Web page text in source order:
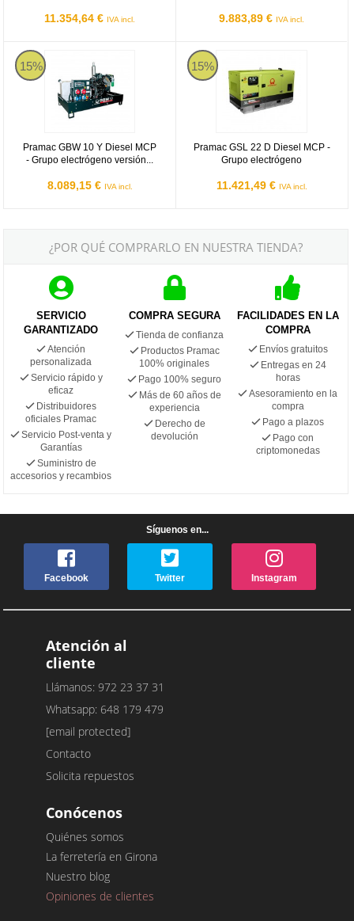
11.354,64 € IVA incl. 9.883,89 € IVA incl.
15%
Pramac GBW 10 Y Diesel MCP
- Grupo electrógeno versión...
8.089,15 € IVA incl.
Pramac GBW 10 Y Diesel MCP - Grupo electrógeno versión abierta
15%
Pramac GSL 22 D Diesel MCP -
Grupo electrógeno
11.421,49 € IVA incl.
Pramac GSL 22 D Diesel MCP -
¿POR QUÉ COMPRARLO EN NUESTRA TIENDA?
SERVICIO
GARANTIZADO
Atención
personalizada
Servicio rápido y
eficaz
Distribuidores
oficiales Pramac
Servicio Post-venta y
Garantías
Suministro de
accesorios y recambios
COMPRA SEGURA
Tienda de confianza
Productos Pramac
100% originales
Pago 100% seguro
Más de 60 años de
experiencia
Derecho de
devolución
FACILIDADES EN LA
COMPRA
Envíos gratuitos
Entregas en 24
horas
Asesoramiento en la
compra
Pago a plazos
Pago con
criptomonedas
Síguenos en...
Facebook Twitter Instagram
Atención al
cliente
Llámanos: 972 23 37 31
Whatsapp: 648 179 479
[email protected]
Contacto
Solicita repuestos
Conócenos
Quiénes somos
La ferretería en Girona
Nuestro blog
Opiniones de clientes